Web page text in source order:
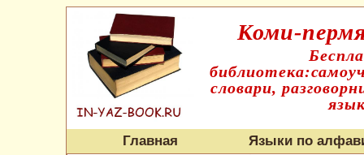
Коми-
словари,
Главная Языки по